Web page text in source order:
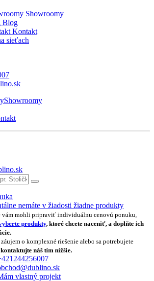
Showroomy
Blog
Kontakt
sieťach
Showroomy
nemáte v žiadosti žiadne produkty
vám mohli pripraviť individuálnu cenovú ponuku,
produkty, ktoré chcete naceniť, a doplňte ich
o komplexné riešenie alebo sa potrebujete
kontaktujte náš tím nižšie.
vlastný projekt